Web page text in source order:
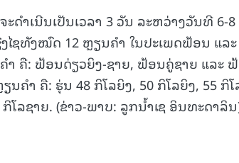
ະດໍາເນີນເປັນເວລາ 3 ວັນ ລະຫວ່າງວັນທີ
ໄຊທັງໝົດ 12 ຫຼຽນຄຳ ໃນປະເພດຟ້ອນ ແລ
ຄຳ ຄື: ຟ້ອນດ່ຽວຍິງ-ຊາຍ, ຟ້ອນຄູ່ຊາຍ ແລະ
ນຄຳ ຄື: ຮຸ່ນ 48 ກິໂລຍິງ, 50 ກິໂລຍິງ, 55 ກິ
ກິໂລຊາຍ. (ຂ່າວ-ພາບ: ລູກນ້ຳເຊ ອິນທະດາລິ